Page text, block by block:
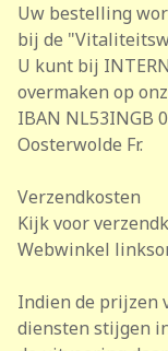
Uw bestelling
bij de
U kunt bij
overmaken op
IBAN NL53INGB
Oosterwolde Fr.
Verzendkosten
Kijk voor
Webwinkel
Indien de prijzen
diensten stijgen